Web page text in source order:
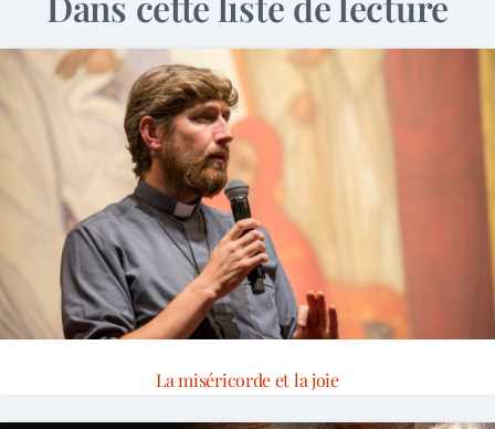
La miséricorde et la joie